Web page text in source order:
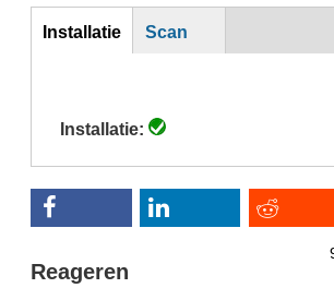
Inst
Installatie
Scan
Installatie:
Reageren